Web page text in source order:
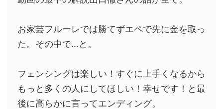
お家芸フルーレでは勝てずエペで先に金を取っ
た。その中で…と。
フェンシングは楽しい！すぐに上手くなるから
もっと多くの人にしてほしい！幸せです！と最
後に高らかに言ってエンディング。